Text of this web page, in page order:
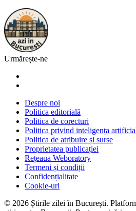
Urmărește-ne
Despre noi
Politica editorială
Politica de corecturi
Politica privind inteligența
Politica de atribuire și surse
Proprietatea publicației
Rețeaua Weboratory
Termeni și condiții
Confidențialitate
Cookie-uri
© 2026 Știrile zilei în București.